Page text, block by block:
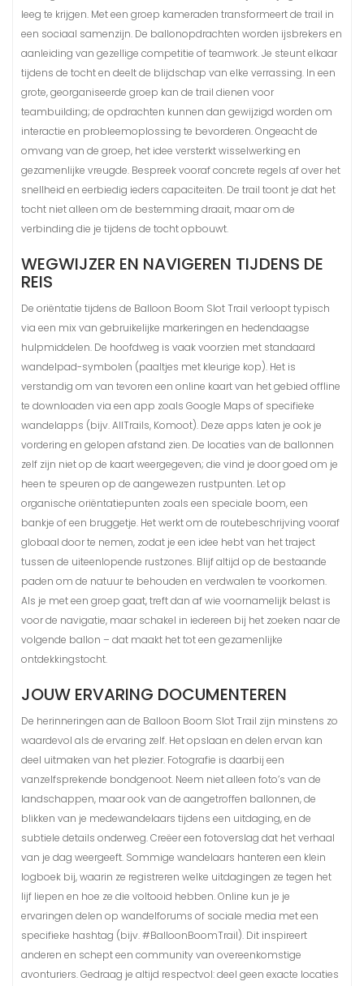
leeg te krijgen. Met een groep kameraden transformeert de trail in
een sociaal samenzijn. De ballonopdrachten worden ijsbrekers en
aanleiding van gezellige competitie of teamwork. Je steunt elkaar
tijdens de tocht en deelt de blijdschap van elke verrassing. In een
grote, georganiseerde groep kan de trail dienen voor
teambuilding; de opdrachten kunnen dan gewijzigd worden om
interactie en probleemoplossing te bevorderen. Ongeacht de
omvang van de groep, het idee versterkt wisselwerking en
gezamenlijke vreugde. Bespreek vooraf concrete regels af over het
snellheid en eerbiedig ieders capaciteiten. De trail toont je dat het
tocht niet alleen om de bestemming draait, maar om de
verbinding die je tijdens de tocht opbouwt.
WEGWIJZER EN NAVIGEREN TIJDENS DE
REIS
De oriëntatie tijdens de Balloon Boom Slot Trail verloopt typisch
via een mix van gebruikelijke markeringen en hedendaagse
hulpmiddelen. De hoofdweg is vaak voorzien met standaard
wandelpad-symbolen (paaltjes met kleurige kop). Het is
verstandig om van tevoren een online kaart van het gebied offline
te downloaden via een app zoals Google Maps of specifieke
wandelapps (bijv. AllTrails, Komoot). Deze apps laten je ook je
vordering en gelopen afstand zien. De locaties van de ballonnen
zelf zijn niet op de kaart weergegeven; die vind je door goed om je
heen te speuren op de aangewezen rustpunten. Let op
organische oriëntatiepunten zoals een speciale boom, een
bankje of een bruggetje. Het werkt om de routebeschrijving vooraf
globaal door te nemen, zodat je een idee hebt van het traject
tussen de uiteenlopende rustzones. Blijf altijd op de bestaande
paden om de natuur te behouden en verdwalen te voorkomen.
Als je met een groep gaat, treft dan af wie voornamelijk belast is
voor de navigatie, maar schakel in iedereen bij het zoeken naar de
volgende ballon – dat maakt het tot een gezamenlijke
ontdekkingstocht.
JOUW ERVARING DOCUMENTEREN
De herinneringen aan de Balloon Boom Slot Trail zijn minstens zo
waardevol als de ervaring zelf. Het opslaan en delen ervan kan
deel uitmaken van het plezier. Fotografie is daarbij een
vanzelfsprekende bondgenoot. Neem niet alleen foto’s van de
landschappen, maar ook van de aangetroffen ballonnen, de
blikken van je medewandelaars tijdens een uitdaging, en de
subtiele details onderweg. Creëer een fotoverslag dat het verhaal
van je dag weergeeft. Sommige wandelaars hanteren een klein
logboek bij, waarin ze registreren welke uitdagingen ze tegen het
lijf liepen en hoe ze die voltooid hebben. Online kun je je
ervaringen delen op wandelforums of sociale media met een
specifieke hashtag (bijv. #BalloonBoomTrail). Dit inspireert
anderen en schept een community van overeenkomstige
avonturiers. Gedraag je altijd respectvol: deel geen exacte locaties